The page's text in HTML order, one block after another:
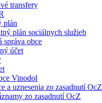
transfery
plán
plán sociálnych služieb
správa obce
účet
Vinodol
a uznesenia zo zasadnutí OcZ
zo zasadnutí OcZ